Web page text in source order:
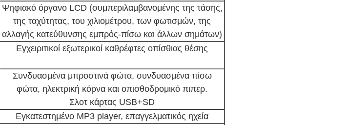
Ψηφιακό όργανο LCD (συμπεριλαμβανομένης της τάσης,
της ταχύτητας, του χιλιομέτρου, των φωτισμών, της
αλλαγής κατεύθυνσης εμπρός-πίσω και άλλων σημάτων)
Εγχειριτικοί εξωτερικοί καθρέφτες οπίσθιας θέσης
Συνδυασμένα μπροστινά φώτα, συνδυασμένα πίσω
φώτα, ηλεκτρική κόρνα και οπισθοδρομικό πιπερ.
Σλοτ κάρτας USB+SD
Εγκατεστημένο MP3 player, επαγγελματικός ηχεία